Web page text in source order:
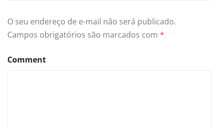
O seu endereço de e-mail não será publicado.
Campos obrigatórios são marcados com *
Comment